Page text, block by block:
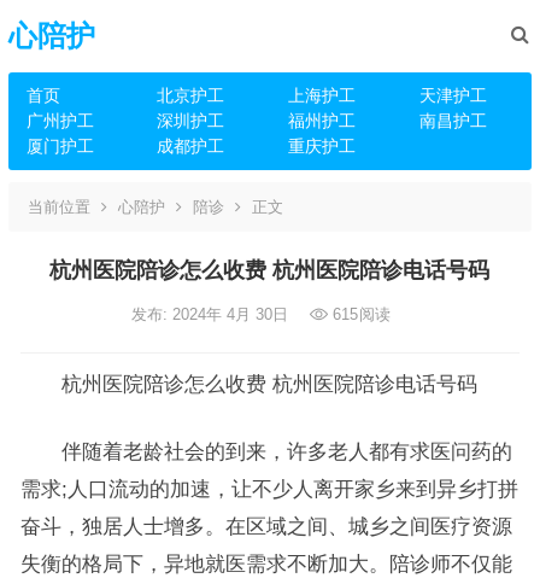
心陪护
首页 北京护工 上海护工
天津护工
广州护工
深圳护工 福州护工
南昌护工
厦门护工
成都护工 重庆护工
当前位置 心陪护 陪诊 正文
杭州医院陪诊怎么收费 杭州医院陪诊电话号码
发布: 2024年 4月 30日 615阅读
杭州医院陪诊怎么收费 杭州医院陪诊电话号码
伴随着老龄社会的到来，许多老人都有求医问药的
需求;人口流动的加速，让不少人离开家乡来到异乡打拼
奋斗，独居人士增多。在区域之间、城乡之间医疗资源
失衡的格局下，异地就医需求不断加大。陪诊师不仅能